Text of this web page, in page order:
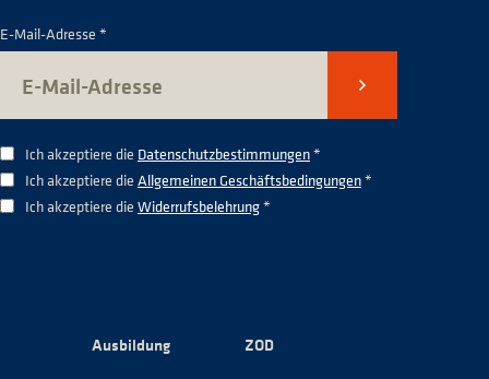
E-Mail-Adresse *
Senden
Ich akzeptiere die Datenschutzbestimmungen*
Ich akzeptiere die Allgemeinen Geschäftsbedingungen*
Ich akzeptiere die Widerrufsbelehrung*
Ausbildung ZOD